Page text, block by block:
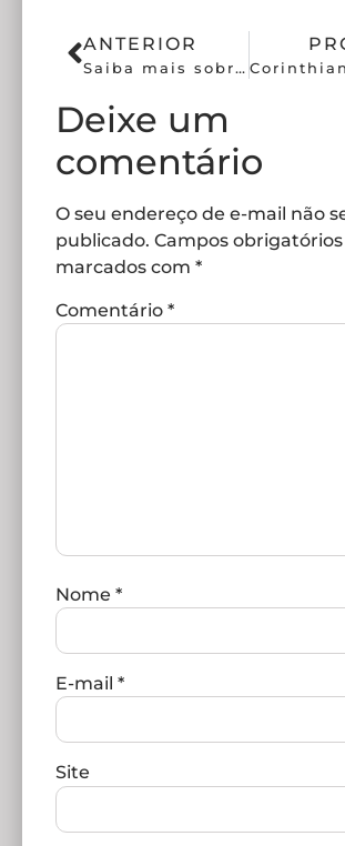
ANTERIOR
Saiba mais sobre o possível reforço do Timão, Fabrizio Angileri
Deixe um
comentário
O seu endereço de e-mail não
publicado. Campos obrigatórios
marcados com *
Comentário *
Nome *
E-mail *
Site